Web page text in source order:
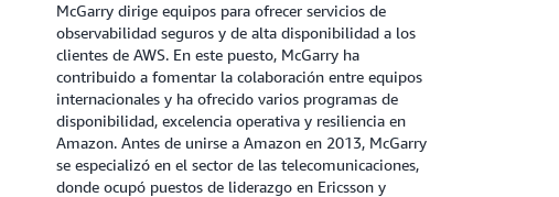
McGarry dirige equipos para ofrecer servicios de
observabilidad seguros y de alta disponibilidad a los
clientes de AWS. En este puesto, McGarry ha
contribuido a fomentar la colaboración entre equipos
internacionales y ha ofrecido varios programas de
disponibilidad, excelencia operativa y resiliencia en
Amazon. Antes de unirse a Amazon en 2013, McGarry
se especializó en el sector de las telecomunicaciones,
donde ocupó puestos de liderazgo en Ericsson y